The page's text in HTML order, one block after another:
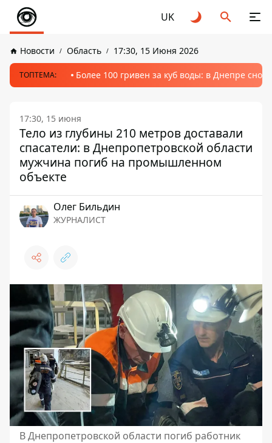
UK
Новости Область 17:30, 15 Июня 2026
ТОПТЕМА: Более 100 гривен за куб воды: в Днепре
17:30, 15 июня
Тело из глубины 210 метров доставали
спасатели: в Днепропетровской области
мужчина погиб на промышленном
объекте
Олег Бильдин
ЖУРНАЛИСТ
В Днепропетровской области погиб работник